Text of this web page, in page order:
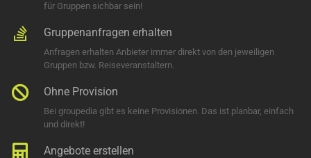
für Gruppen sichbar sein!
Gruppenanfragen erhalten
Anfragen erhalten Anbieter immer direkt von den jeweiligen
Gruppen bzw. Reiseveranstaltern.
Ohne Provision
Bei groupedia gibt es keine Provisionen. Das ist planbar, einfach
und direkt!
Angebote erstellen